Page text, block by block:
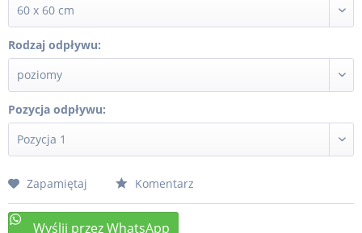
Rodzaj odpływu:
Pozycja odpływu:
Zapamiętaj Komentarz